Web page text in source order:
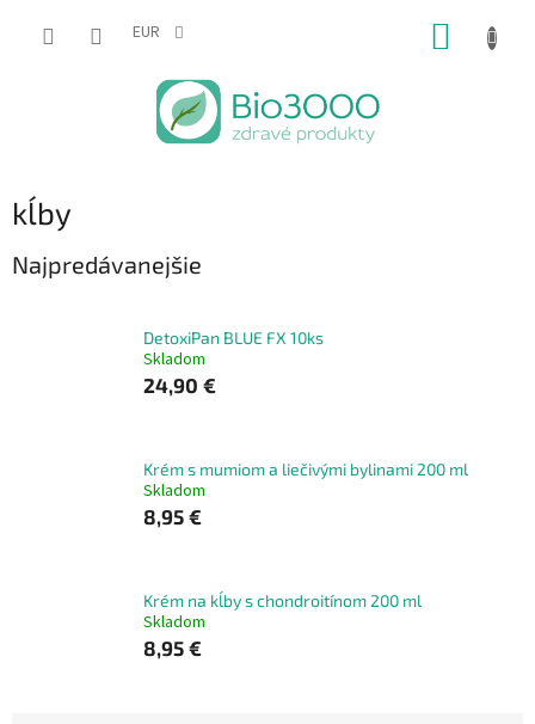
EUR
kĺby
Najpredávanejšie
DetoxiPan BLUE FX 10ks
Skladom
24,90 €
Krém s mumiom a liečivými bylinami 200 ml
Skladom
8,95 €
Krém na kĺby s chondroitínom 200 ml
Skladom
8,95 €